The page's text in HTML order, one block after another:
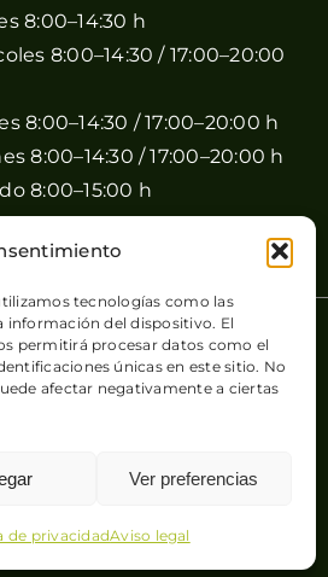
tecnologías como las
información del dispositivo. El
permitirá procesar datos como el
únicas en este sitio. No
afectar negativamente a ciertas
Ver preferencias
de privacidadAviso legal
8:00–14:30 h
8:00–14:30 / 17:00–20:00
8:00–14:30 / 17:00–20:00 h
8:00–14:30 / 17:00–20:00 h
8:00–15:00 h
Cerrado
por+QueGusto S.C.